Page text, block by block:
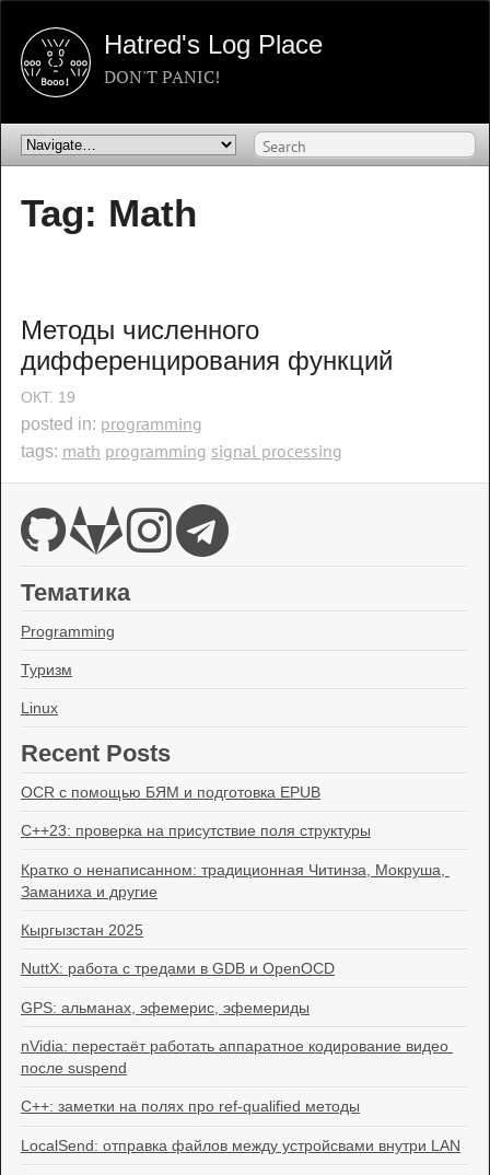
Hatred's Log Place
DON'T PANIC!
Tag: Math
Методы численного
дифференцирования функций
ОКТ. 19
posted in: programming
tags: math programming signal processing
Тематика
Programming
Туризм
Linux
Recent Posts
OCR с помощью БЯМ и подготовка EPUB
C++23: проверка на присутствие поля структуры
Кратко о ненаписанном: традиционная Читинза, Мокруша,
Заманиха и другие
Кыргызстан 2025
NuttX: работа с тредами в GDB и OpenOCD
GPS: альманах, эфемерис, эфемериды
nVidia: перестаёт работать аппаратное кодирование видео
после suspend
C++: заметки на полях про ref-qualified методы
LocalSend: отправка файлов между устройсвами внутри LAN